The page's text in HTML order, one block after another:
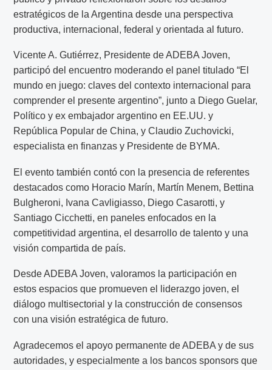
estratégicos de la Argentina desde una perspectiva
productiva, internacional, federal y orientada al futuro.
Vicente A. Gutiérrez, Presidente de ADEBA Joven,
participó del encuentro moderando el panel titulado “El
mundo en juego: claves del contexto internacional para
comprender el presente argentino”, junto a Diego Guelar,
Político y ex embajador argentino en EE.UU. y
República Popular de China, y Claudio Zuchovicki,
especialista en finanzas y Presidente de BYMA.
El evento también contó con la presencia de referentes
destacados como Horacio Marín, Martín Menem, Bettina
Bulgheroni, Ivana Cavligiasso, Diego Casarotti, y
Santiago Cicchetti, en paneles enfocados en la
competitividad argentina, el desarrollo de talento y una
visión compartida de país.
Desde ADEBA Joven, valoramos la participación en
estos espacios que promueven el liderazgo joven, el
diálogo multisectorial y la construcción de consensos
con una visión estratégica de futuro.
Agradecemos el apoyo permanente de ADEBA y de sus
autoridades, y especialmente a los bancos sponsors que